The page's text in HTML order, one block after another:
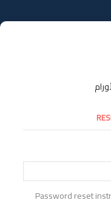
Password reset